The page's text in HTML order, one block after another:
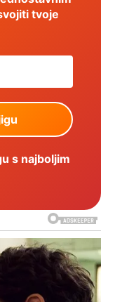
tvoje
s najboljim